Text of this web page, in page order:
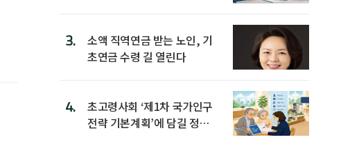
3.
소액 직역연금 받는 노인, 기
초연금 수령 길 열린다
4.
초고령사회 ‘제1차 국가인구
전략 기본계획’에 담길 정책